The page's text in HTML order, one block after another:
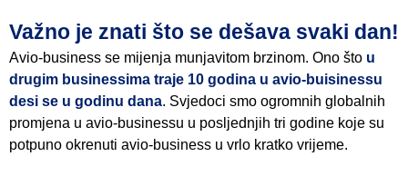
Važno je znati što se dešava svaki dan!
Avio-business se mijenja munjavitom brzinom. Ono što u
drugim businessima traje 10 godina u avio-buisinessu
desi se u godinu dana. Svjedoci smo ogromnih globalnih
promjena u avio-businessu u posljednjih tri godine koje su
potpuno okrenuti avio-business u vrlo kratko vrijeme.